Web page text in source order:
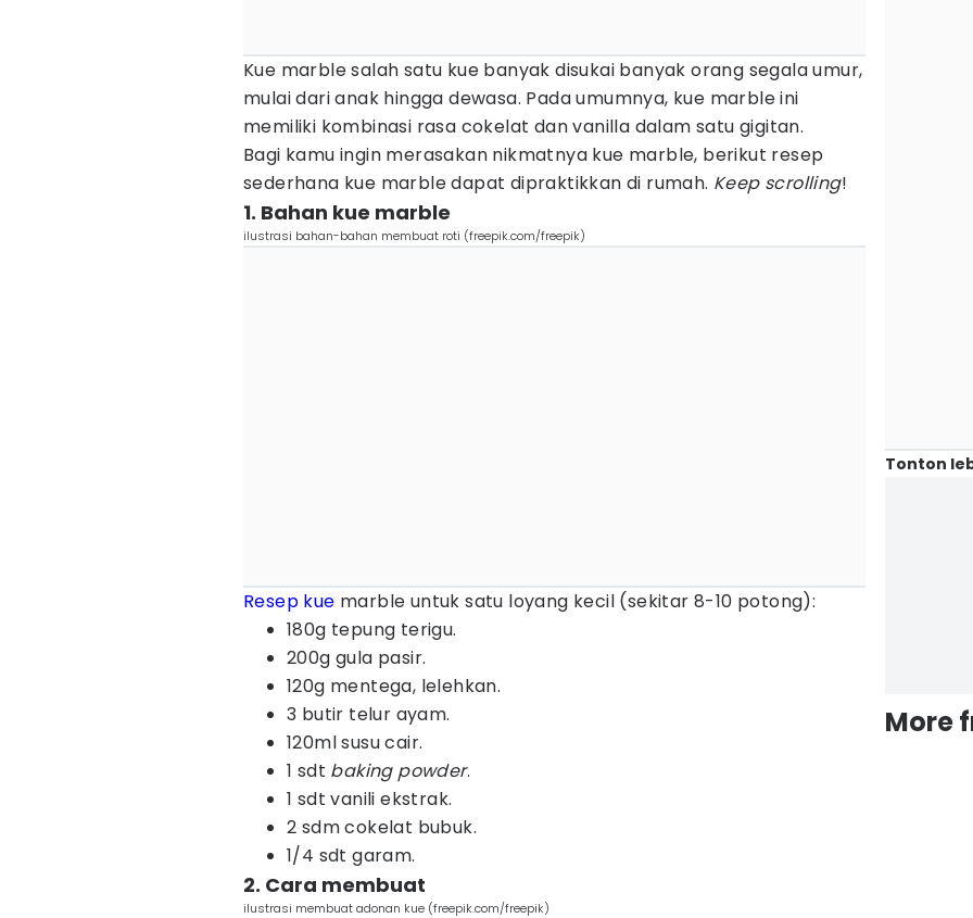
Kue marble salah satu kue banyak disukai banyak orang segala umur,
mulai dari anak hingga dewasa. Pada umumnya, kue marble ini
memiliki kombinasi rasa cokelat dan vanilla dalam satu gigitan.
Bagi kamu ingin merasakan nikmatnya kue marble, berikut resep
sederhana kue marble dapat dipraktikkan di rumah. Keep scrolling!
1. Bahan kue marble
ilustrasi bahan-bahan membuat roti (freepik.com/freepik)
Resep kue marble untuk satu loyang kecil (sekitar 8-10 potong):
180g tepung terigu.
200g gula pasir.
120g mentega, lelehkan.
3 butir telur ayam.
120ml susu cair.
1 sdt baking powder.
1 sdt vanili ekstrak.
2 sdm cokelat bubuk.
1/4 sdt garam.
2. Cara membuat
ilustrasi membuat adonan kue (freepik.com/freepik)
Tonton
More